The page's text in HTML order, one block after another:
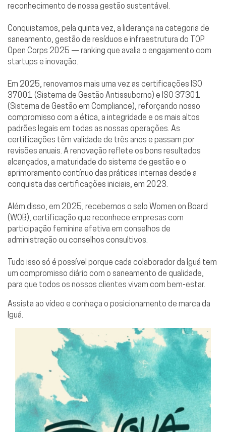
reconhecimento de nossa gestão sustentável.
Conquistamos, pela quinta vez, a liderança na categoria de
saneamento, gestão de resíduos e infraestrutura do TOP
Open Corps 2025 — ranking que avalia o engajamento com
startups e inovação.
Em 2025, renovamos mais uma vez as certificações ISO
37001 (Sistema de Gestão Antissuborno) e ISO 37301
(Sistema de Gestão em Compliance), reforçando nosso
compromisso com a ética, a integridade e os mais altos
padrões legais em todas as nossas operações. As
certificações têm validade de três anos e passam por
revisões anuais. A renovação reflete os bons resultados
alcançados, a maturidade do sistema de gestão e o
aprimoramento contínuo das práticas internas desde a
conquista das certificações iniciais, em 2023.
Além disso, em 2025, recebemos o selo Women on Board
(WOB), certificação que reconhece empresas com
participação feminina efetiva em conselhos de
administração ou conselhos consultivos.
Tudo isso só é possível porque cada colaborador da Iguá tem
um compromisso diário com o saneamento de qualidade,
para que todos os nossos clientes vivam com bem-estar.
Assista ao vídeo e conheça o posicionamento de marca da
Iguá.